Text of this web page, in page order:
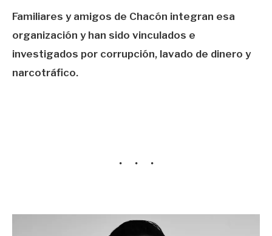
Familiares y amigos de Chacón integran esa
organización y han sido vinculados e
investigados por corrupción, lavado de dinero y
narcotráfico.